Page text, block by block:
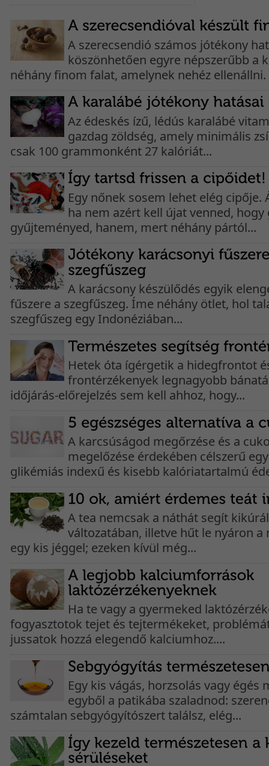
A szerecsendió számos jótékony
köszönhetően egyre népszerűbb a
néhány finom falat, amelynek nehéz ellenállni.
Az édeskés ízű, lédús karalábé
gazdag zöldség, amely minimális
csak 100 grammonként 27 kalóriát...
Egy nőnek sosem lehet elég cipője.
ha nem azért kell újat venned,
gyűjteményed, hanem, mert néhány pártól...
A karácsony készülődés egyik
fűszere a szegfűszeg. Íme néhány ötlet, hol
szegfűszeg egy Indonéziában...
Hetek óta ígérgetik a hidegfrontot
frontérzékenyek legnagyobb
időjárás-előrejelzés sem kell ahhoz, hogy...
A karcsúságod megőrzése és a
megelőzése érdekében célszerű
glikémiás indexű és kisebb kalóriatartalmú
A tea nemcsak a náthát segít
változatában, illetve hűt le nyáron a
egy kis jéggel; ezeken kívül még...
Ha te vagy a gyermeked
fogyasztotok tejet és tejtermékeket,
jussatok hozzá elegendő kalciumhoz....
Egy kis vágás, horzsolás vagy égés
egyből a patikába szaladnod:
számtalan sebgyógyítószert találsz, elég...